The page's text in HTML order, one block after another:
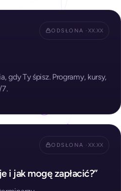
ODSŁONA ·XX.XX
gdy Ty śpisz. Programy, kursy,
ODSŁONA ·XX.XX
i jak mogę zapłacić?”